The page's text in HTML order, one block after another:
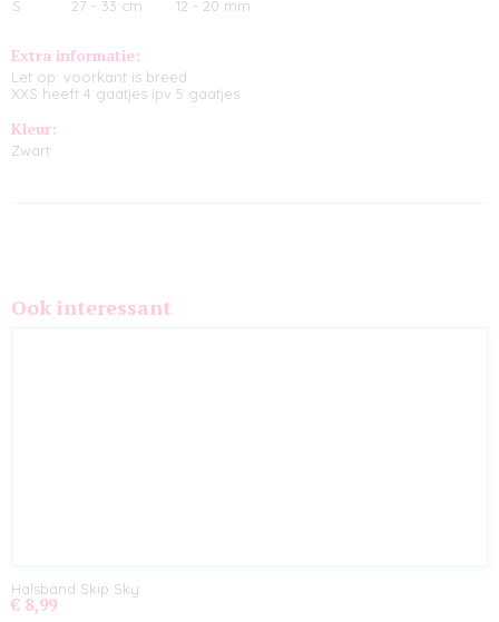
S
27 - 33 cm 12 - 20 mm
Extra informatie:
Let op: voorkant is breed
XXS heeft 4 gaatjes ipv 5 gaatjes
Kleur:
Zwart
Ook interessant
Halsband Skip Sky
€ 8,99